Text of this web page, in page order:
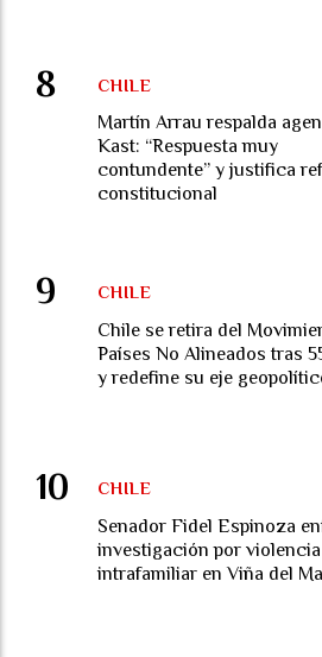
Martín Arrau respalda
Kast: “Respuesta muy
contundente” y justifica
constitucional
CHILE
Chile se retira del
Países No Alineados tras
y redefine su eje
CHILE
Senador Fidel Espinoza
investigación por violencia
intrafamiliar en Viña del
CHILE